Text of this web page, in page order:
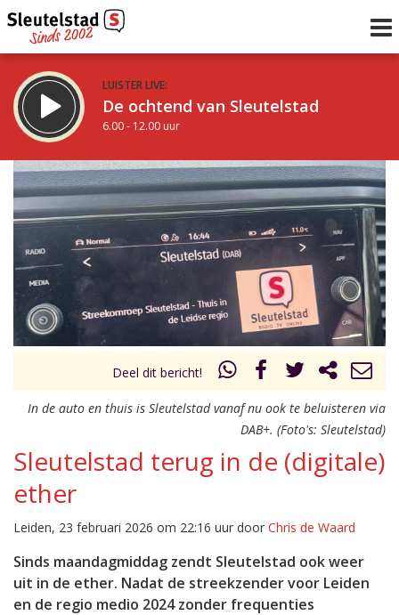
LUISTER LIVE:
De ochtend van Sleutelstad
6.00 - 12.00 uur
STRAKS:
De middag van Sleutelstad
12.00 - 18.00 uur
Vorig uur
uur 1 van 0 Volgend uur
Deel dit bericht!
In de auto en thuis is Sleutelstad vanaf nu ook te beluisteren via
DAB+. (Foto's: Sleutelstad)
Sleutelstad terug in de (digitale)
ether
Leiden, 23 februari 2026 om 22:16 uur door Chris de Waard
Sinds maandagmiddag zendt Sleutelstad ook weer
uit in de ether. Nadat de streekzender voor Leiden
en de regio medio 2024 zonder frequenties